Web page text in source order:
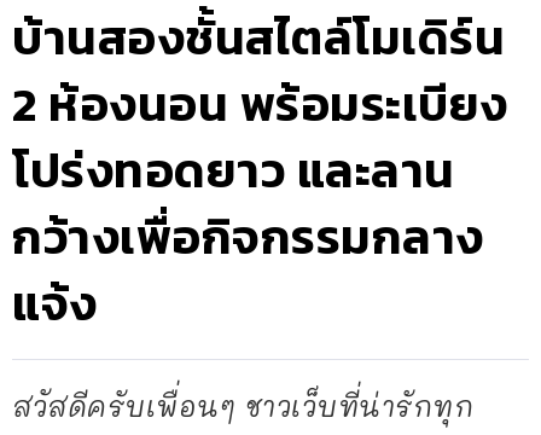
บ้านสองชั้นสไตล์โมเดิร์น
2 ห้องนอน พร้อมระเบียง
โปร่งทอดยาว และลาน
กว้างเพื่อกิจกรรมกลาง
แจ้ง
สวัสดีครับเพื่อนๆ ชาวเว็บที่น่ารักทุก